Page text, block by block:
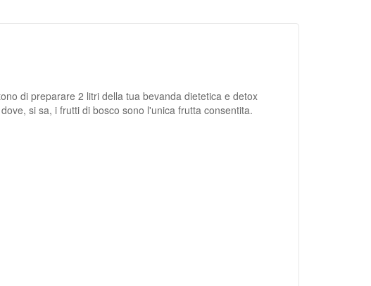
di preparare 2 litri della tua bevanda dietetica e detox
si sa, i frutti di bosco sono l'unica frutta consentita.